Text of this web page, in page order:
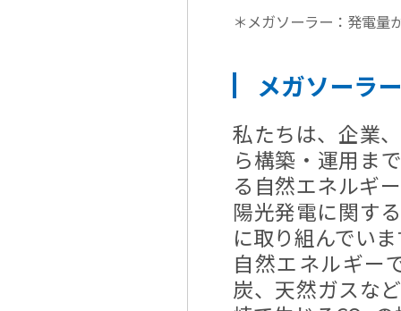
＊メガソーラー：発電量
メガソーラ
私たちは、企業
ら構築・運用ま
る自然エネルギ
陽光発電に関す
に取り組んでい
自然エネルギー
炭、天然ガスな